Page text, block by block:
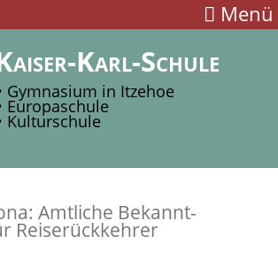
Menü
Karl-Schule
Gymnasium in Itzehoe
Europaschule
Kulturschule
Amt­liche Be­kannt­
Reise­rück­kehrer